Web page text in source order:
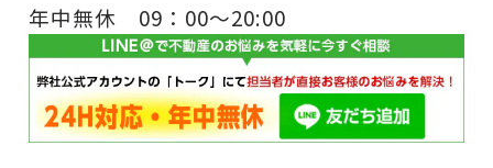
年中無休 09：00～20:00